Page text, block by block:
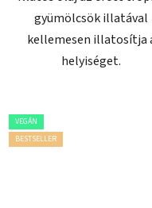
gyümölcsök illatával
kellemesen illatosítja
helyiséget.
VEGÁN
BESTSELLER